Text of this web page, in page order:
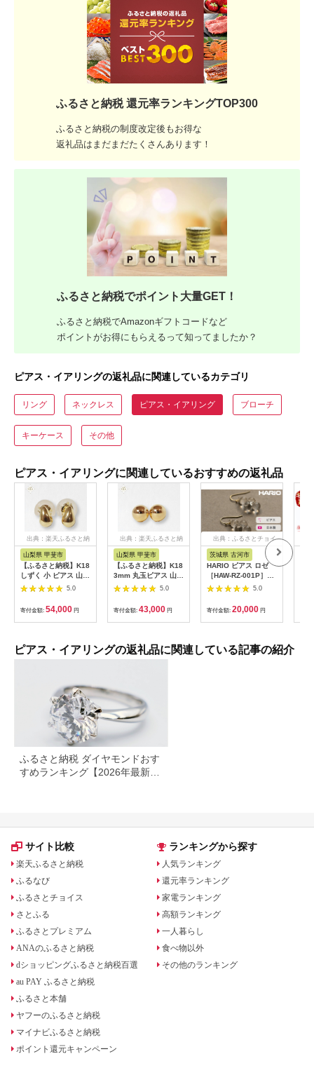
ふるさと納税 還元率ランキングTOP300
ふるさと納税の制度改定後もお得な
返礼品はまだまだたくさんあります！
ふるさと納税でポイント大量GET！
ふるさと納税でAmazonギフトコードなど
ポイントがお得にもらえるって知ってましたか？
ピアス・イアリングの返礼品に関連しているカテゴリ
リング ネックレス ピアス・イアリング ブローチ
キーケース その他
ピアス・イアリングに関連しているおすすめの返礼品
出典：楽天ふるさと納
山梨県 甲斐市
【ふるさと納税】K18
しずく 小 ピアス 山梨
K18 18金 ピアス シン
イエローゴールド ホ
ワイトゴールド ピン
クゴールド ジュエリ
県 甲斐市 BQ-40
5.0
寄付金額: 54,000 円
出典：楽天ふるさと納
山梨県 甲斐市
【ふるさと納税】K18
3mm 丸玉ピアス 山梨
スタッドピアス ゴー
ンプルピアス K18 イ
エローゴールド ジュ
エリー アクセサリー
5.0
寄付金額: 43,000 円
出典：ふるさとチョイ
茨城県 古河市
HARIO ピアス ロゼ
［HAW-RZ-001P］｜
耐熱 ガラス アクセサ
ークファクトリー 職
人 繊細 フォーマル カ
ジュアル きれいめ お
代人気 国産 手作り ハ
ンドメイド 茨城県 古
5.0
寄付金額: 20,000 円
ピアス・イアリングの返礼品に関連している記事の紹介
ふるさと納税 ダイヤモンドおす
すめランキング【2026年最新】
サイト比較
楽天ふるさと納税
ふるなび
ふるさとチョイス
さとふる
ふるさとプレミアム
ANAのふるさと納税
dショッピングふるさと納税百選
au PAY ふるさと納税
ふるさと本舗
ヤフーのふるさと納税
マイナビふるさと納税
ポイント還元キャンペーン
ランキングから探す
人気ランキング
還元率ランキング
家電ランキング
高額ランキング
一人暮らし
食べ物以外
その他のランキング